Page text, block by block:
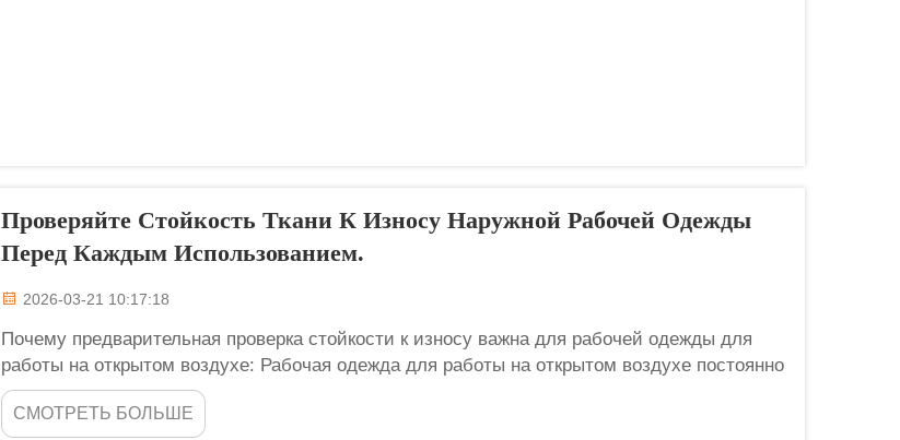
Проверяйте Стойкость Ткани К Износу Наружной Рабочей Одежды
Перед Каждым Использованием.
2026-03-21 10:17:18
Почему предварительная проверка стойкости к износу важна для рабочей одежды для
работы на открытом воздухе: Рабочая одежда для работы на открытом воздухе постоянно
подвергается воздействию — царапинам о бетон, трению от инструментов и воздействию
агрессивных внешних факторов, — а стойкость её ткани к износу как раз и определяет,
СМОТРЕТЬ БОЛЬШЕ